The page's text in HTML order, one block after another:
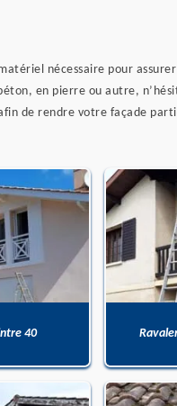
nécessaire pour
en pierre ou autre,
de rendre votre façade
40